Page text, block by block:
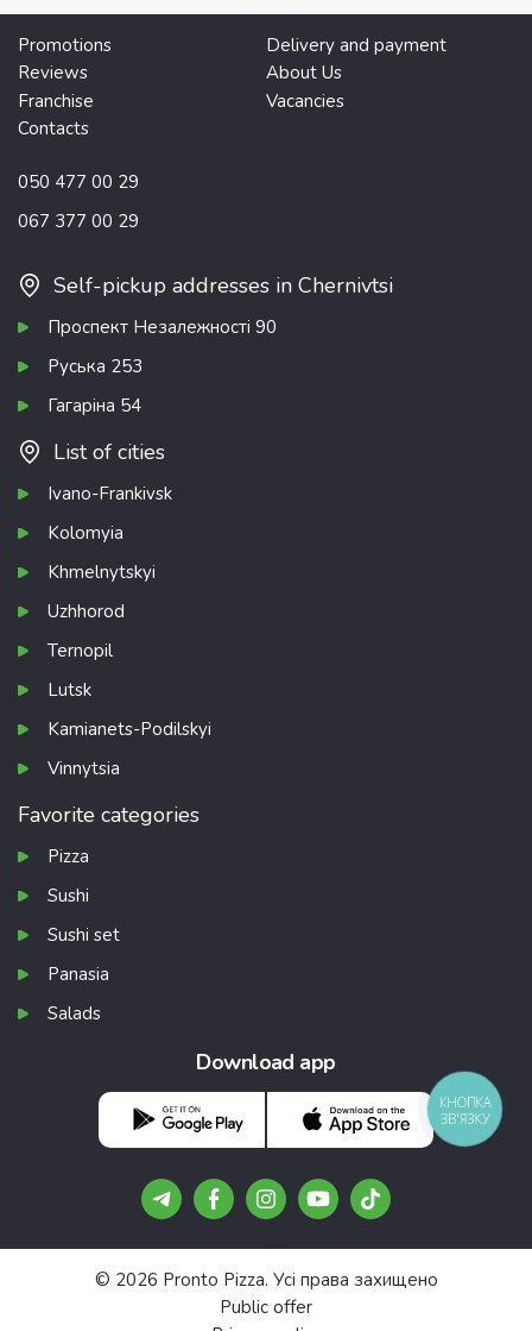
Promotions
Delivery and payment
Reviews
About Us
Franchise
Vacancies
Contacts
050 477 00 29
067 377 00 29
Self-pickup addresses in Chernivtsi
Проспект Незалежності 90
Руська 253
Гагаріна 54
List of cities
Ivano-Frankivsk
Kolomyia
Khmelnytskyi
Uzhhorod
Ternopil
Lutsk
Kamianets-Podilskyi
Vinnytsia
Favorite categories
Pizza
Sushi
Sushi set
Panasia
Salads
Download app
© 2026 Pronto Pizza. Усі права захищено
Public offer
КНОПКА
ЗВ'ЯЗКУ